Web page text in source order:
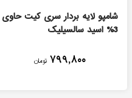
شامپو لایه بردار سری کیت حاوی
3% اسید سالسیلیک
۷۹۹,۸۰۰ تومان